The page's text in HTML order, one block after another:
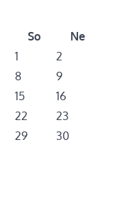
So
Ne
1
2
8
9
15
16
22
23
29
30